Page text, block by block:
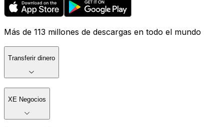
Más de 113 millones de descargas en todo el mundo
Transferir dinero
XE Negocios